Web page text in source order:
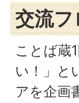
交流
ことば蔵
い！」と
アを企画